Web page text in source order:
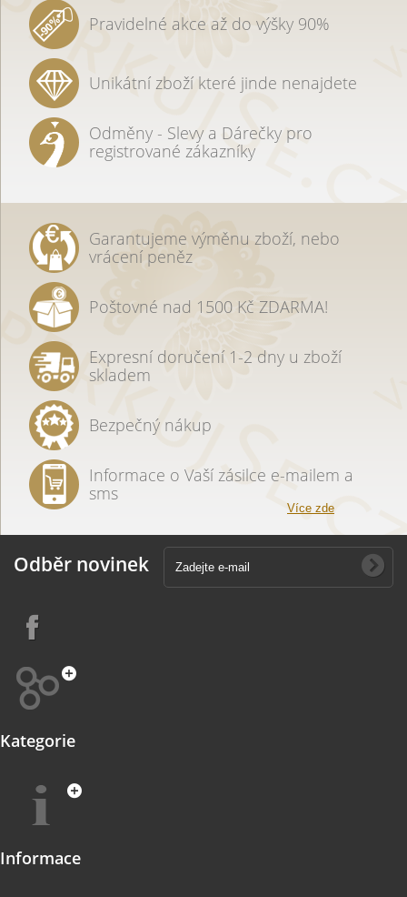
Pravidelné akce až do výšky 90%
Unikátní zboží které jinde nenajdete
Odměny - Slevy a Dárečky pro
registrované zákazníky
Garantujeme výměnu zboží, nebo
vrácení peněz
Poštovné nad 1500 Kč ZDARMA!
Expresní doručení 1-2 dny u zboží
skladem
Bezpečný nákup
Informace o Vaší zásilce e-mailem a
sms
Více zde
Odběr novinek
Kategorie
Informace